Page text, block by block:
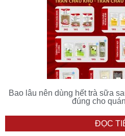
Bao lâu nên dùng hết trà sữa
đúng cho
ĐỌC